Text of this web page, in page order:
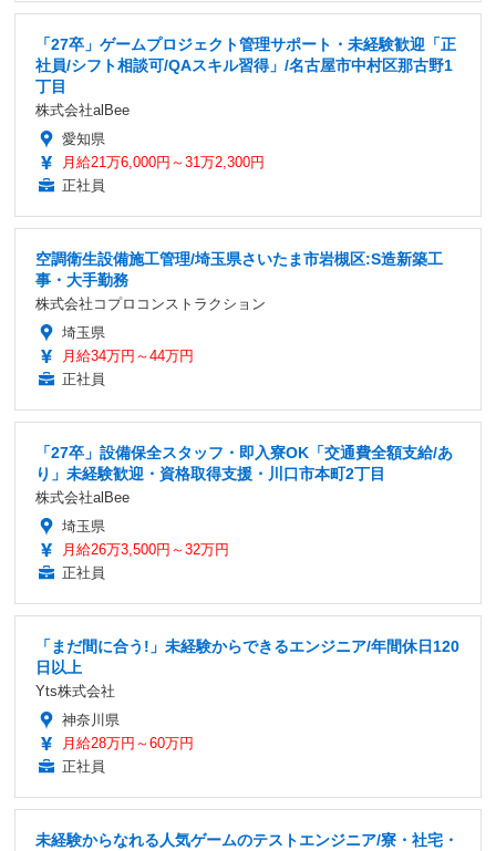
「27卒」ゲームプロジェクト管理サポート・未経験歓迎「正
社員/シフト相談可/QAスキル習得」/名古屋市中村区那古野1
丁目
株式会社alBee
愛知県
月給21万6,000円～31万2,300円
正社員
空調衛生設備施工管理/埼玉県さいたま市岩槻区:S造新築工
事・大手勤務
株式会社コプロコンストラクション
埼玉県
月給34万円～44万円
正社員
「27卒」設備保全スタッフ・即入寮OK「交通費全額支給/あ
り」未経験歓迎・資格取得支援・川口市本町2丁目
株式会社alBee
埼玉県
月給26万3,500円～32万円
正社員
「まだ間に合う!」未経験からできるエンジニア/年間休日120
日以上
Yts株式会社
神奈川県
月給28万円～60万円
正社員
未経験からなれる人気ゲームのテストエンジニア/寮・社宅・